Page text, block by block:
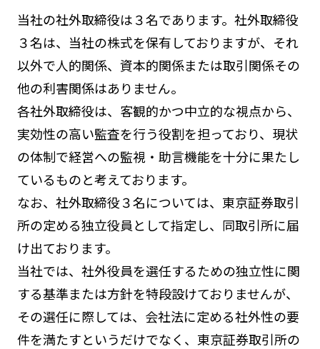
当社の社外取締役は３名であります。社外取締役
３名は、当社の株式を保有しておりますが、それ
以外で人的関係、資本的関係または取引関係その
他の利害関係はありません。
各社外取締役は、客観的かつ中立的な視点から、
実効性の高い監査を行う役割を担っており、現状
の体制で経営への監視・助言機能を十分に果たし
ているものと考えております。
なお、社外取締役３名については、東京証券取引
所の定める独立役員として指定し、同取引所に届
け出ております。
当社では、社外役員を選任するための独立性に関
する基準または方針を特段設けておりませんが、
その選任に際しては、会社法に定める社外性の要
件を満たすというだけでなく、東京証券取引所の